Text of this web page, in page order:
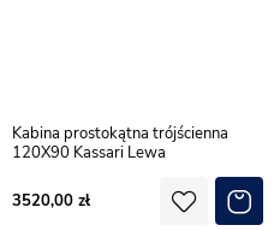
Kabina prostokątna trójścienna
120X90 Kassari Lewa
3520,00